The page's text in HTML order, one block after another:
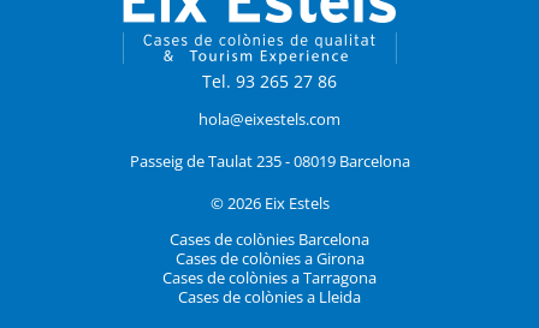
Tel. 93 265 27 86
hola@eixestels.com
Passeig de Taulat 235 - 08019 Barcelona
© 2026 Eix Estels
Cases de colònies Barcelona
Cases de colònies a Girona
Cases de colònies a Tarragona
Cases de colònies a Lleida